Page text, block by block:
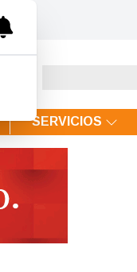
SERVICIOS